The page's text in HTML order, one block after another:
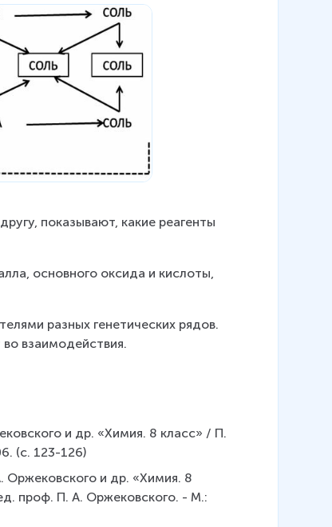
показывают, какие реагенты
основного оксида и кислоты,
разных генетических рядов.
взаимодействия.
и др. «Химия. 8 класс» / П.
(с. 123-126)
Оржековского и др. «Химия. 8
проф. П. А. Оржековского. - М.: